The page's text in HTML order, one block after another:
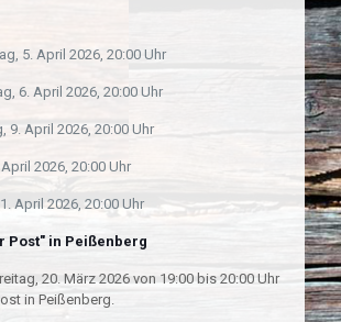
5. April 2026, 20:00 Uhr
6. April 2026, 20:00 Uhr
9. April 2026, 20:00 Uhr
2026, 20:00 Uhr
April 2026, 20:00 Uhr
Post" in Peißenberg
20. März 2026 von 19:00 bis 20:00 Uhr
in Peißenberg.